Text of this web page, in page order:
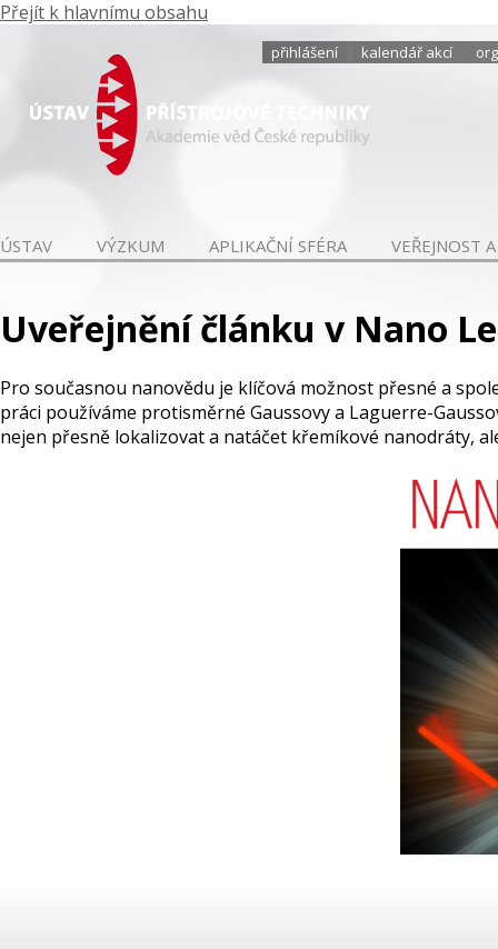
Přejít k hlavnímu obsahu
přihlášení kalendář akcí
ÚSTAV VÝZKUM APLIKAČNÍ SFÉRA VEŘEJNOST
Uveřejnění článku v Nano
Pro současnou nanovědu je klíčová možnost přesné a
práci používáme protisměrné Gaussovy a Laguerre-
nejen přesně lokalizovat a natáčet křemíkové nanodráty,